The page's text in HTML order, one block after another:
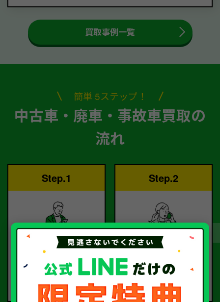
買取事例一覧
簡単 5ステップ！
中古車・廃車・事故車買取の
流れ
Step.1
ご依頼
お電話または査定フォー
ご依頼ください。
Step.2
査定
査定のプロが
お電話で回答いたしま
す。